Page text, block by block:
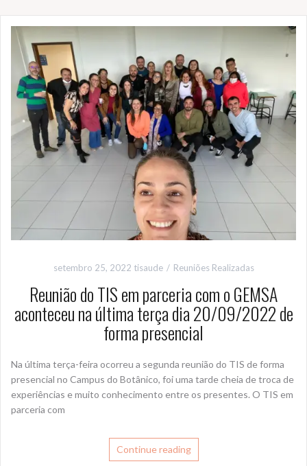
setembro 25, 2022 tisaude Reuniões Realizadas
Reunião do TIS em parceria com o GEMSA
aconteceu na última terça dia 20/09/2022 de
forma presencial
Na última terça-feira ocorreu a segunda reunião do TIS de forma
presencial no Campus do Botânico, foi uma tarde cheia de troca de
experiências e muito conhecimento entre os presentes. O TIS em
parceria com
Continue reading